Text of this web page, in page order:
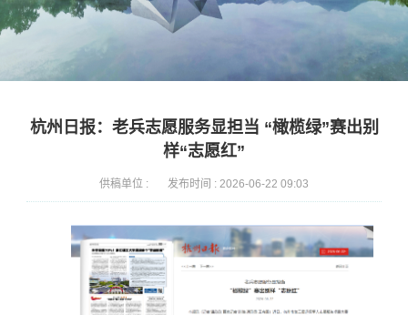
杭州日报：老兵志愿服务显担当 “橄榄绿”赛出别
样“志愿红”
供稿单位 : 发布时间 : 2026-06-22 09:03